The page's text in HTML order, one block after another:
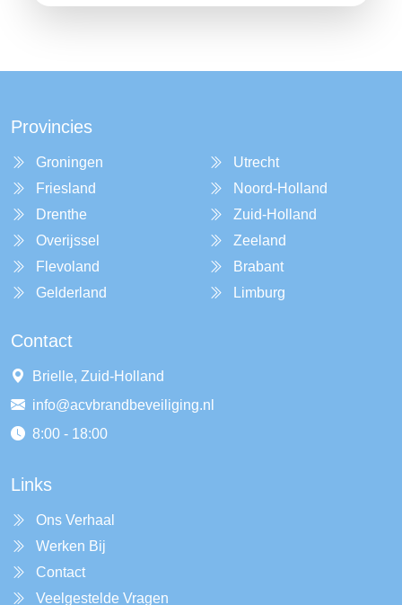
Provincies
Groningen
Friesland
Drenthe
Overijssel
Flevoland
Gelderland
Utrecht
Noord-Holland
Zuid-Holland
Zeeland
Brabant
Limburg
Contact
Brielle, Zuid-Holland
info@acvbrandbeveiliging.nl
8:00 - 18:00
Links
Ons Verhaal
Werken Bij
Contact
Veelgestelde Vragen